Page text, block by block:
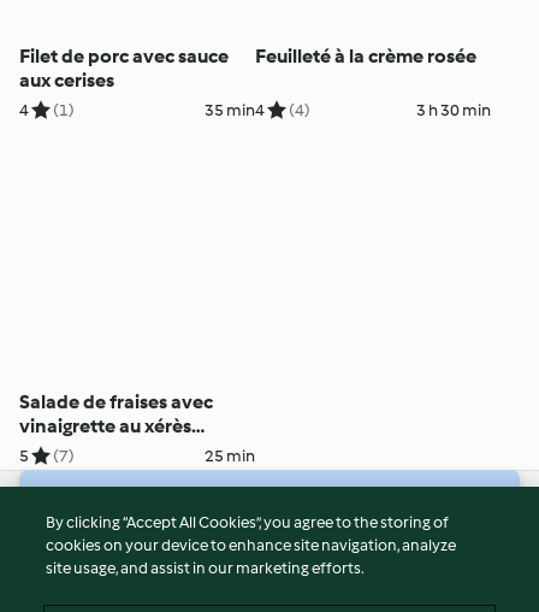
Filet de porc avec sauce
aux cerises
4 (1) 35 min
Feuilleté à la crème rosée
4 (4) 3 h 30 min
Salade de fraises avec
vinaigrette au xérès
caramélisé
5 (7) 25 min
© Copyright 2026
Terms of Service
By clicking “Accept All Cookies”, you agree to the storing of
cookies on your device to enhance site navigation, analyze
site usage, and assist in our marketing efforts.